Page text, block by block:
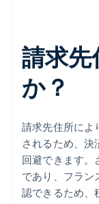
請求先
か？
請求先住所によ
されるため、
回避できます。
であり、フラン
認できるため、